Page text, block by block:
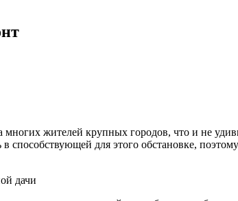
многих жителей крупных городов, что и не
для этого обстановке,